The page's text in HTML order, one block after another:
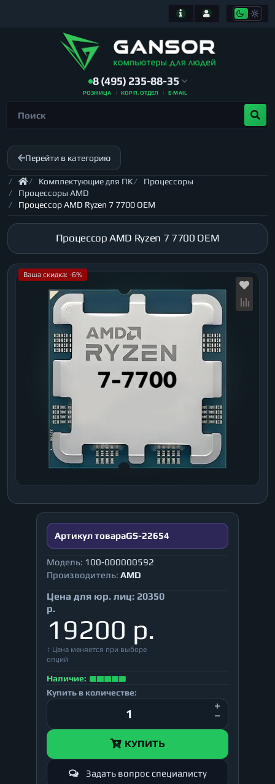
8 (495) 235-88-35
РОЗНИЦА КОРП. ОТДЕЛ E-MAIL
Перейти в категорию
Комплектующие для ПК
Процессоры
Процессоры AMD
Процессор AMD Ryzen 7 7700 OEM
Процессор AMD Ryzen 7 7700 OEM
Ваша скидка: -6%
Артикул товараGS-22654
Модель: 100-000000592
Производитель: AMD
Цена для юр. лиц: 20350
р.
19200 р.
↕ Цена меняется при выборе
опций
Наличие:
Купить в количестве:
КУПИТЬ
Задать вопрос специалисту